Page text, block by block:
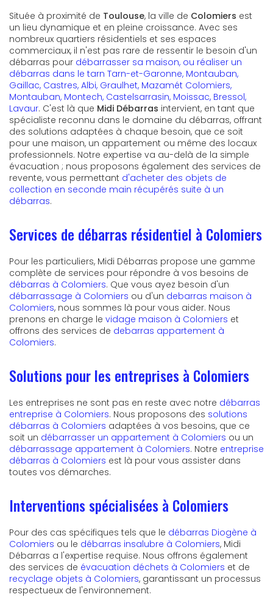
Située à proximité de Toulouse, la ville de Colomiers est
un lieu dynamique et en pleine croissance. Avec ses
nombreux quartiers résidentiels et ses espaces
commerciaux, il n'est pas rare de ressentir le besoin d'un
débarras pour débarrasser sa maison, ou réaliser un
débarras dans le tarn Tarn-et-Garonne, Montauban,
Gaillac, Castres, Albi, Graulhet, Mazamét Colomiers,
Montauban, Montech, Castelsarrasin, Moissac, Bressol,
Lavaur. C'est là que Midi Débarras intervient, en tant que
spécialiste reconnu dans le domaine du débarras, offrant
des solutions adaptées à chaque besoin, que ce soit
pour une maison, un appartement ou même des locaux
professionnels. Notre expertise va au-delà de la simple
évacuation ; nous proposons également des services de
revente, vous permettant d'acheter des objets de
collection en seconde main récupérés suite à un
débarras.
Services de débarras résidentiel à Colomiers
Pour les particuliers, Midi Débarras propose une gamme
complète de services pour répondre à vos besoins de
débarras à Colomiers. Que vous ayez besoin d'un
débarrassage à Colomiers ou d'un debarras maison à
Colomiers, nous sommes là pour vous aider. Nous
prenons en charge le vidage maison à Colomiers et
offrons des services de debarras appartement à
Colomiers.
Solutions pour les entreprises à Colomiers
Les entreprises ne sont pas en reste avec notre débarras
entreprise à Colomiers. Nous proposons des solutions
débarras à Colomiers adaptées à vos besoins, que ce
soit un débarrasser un appartement à Colomiers ou un
débarrassage appartement à Colomiers. Notre entreprise
débarras à Colomiers est là pour vous assister dans
toutes vos démarches.
Interventions spécialisées à Colomiers
Pour des cas spécifiques tels que le débarras Diogène à
Colomiers ou le débarras insalubre à Colomiers, Midi
Débarras a l'expertise requise. Nous offrons également
des services de évacuation déchets à Colomiers et de
recyclage objets à Colomiers, garantissant un processus
respectueux de l'environnement.